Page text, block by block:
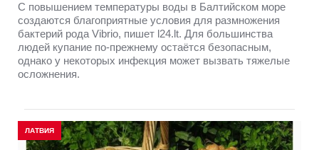
С повышением температуры воды в Балтийском море
создаются благоприятные условия для размножения
бактерий рода Vibrio, пишет l24.lt. Для большинства
людей купание по-прежнему остаётся безопасным,
однако у некоторых инфекция может вызвать тяжелые
осложнения.
ЛАТВИЯ